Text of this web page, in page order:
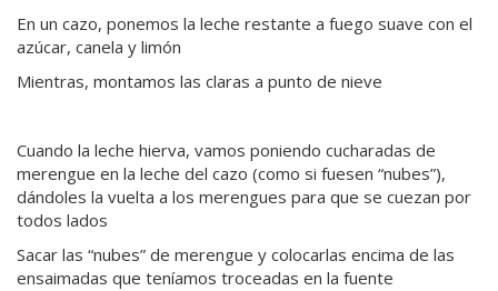
En un cazo, ponemos la leche restante a fuego suave con el
azúcar, canela y limón
Mientras, montamos las claras a punto de nieve
Cuando la leche hierva, vamos poniendo cucharadas de
merengue en la leche del cazo (como si fuesen “nubes”),
dándoles la vuelta a los merengues para que se cuezan por
todos lados
Sacar las “nubes” de merengue y colocarlas encima de las
ensaimadas que teníamos troceadas en la fuente